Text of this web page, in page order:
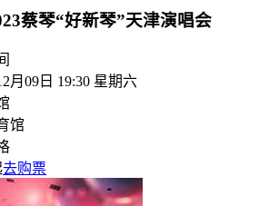
蔡琴“好新琴”天津演唱会
月09日 19:30 星期六
馆
去购票